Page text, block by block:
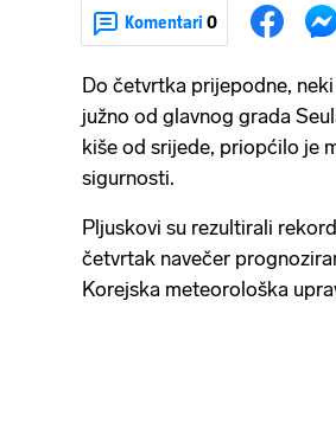
Komentari 0
Do četvrtka prijepodne,
južno od glavnog grada
kiše od srijede, priopćilo je
sigurnosti.
Pljuskovi su rezultirali
četvrtak navečer
Korejska meteorološka